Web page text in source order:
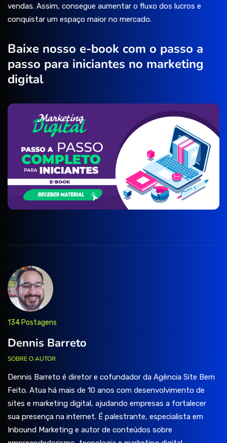
vendas. Assim, consegue aumentar o fluxo dos lucros e
conquistar um espaço maior no mercado.
Baixe nosso e-book com o passo a
passo para iniciantes no marketing
digital
134 Postagens
Dennis Barreto
SOBRE O AUTOR
Dennis Barreto é diretor e cofundador da Agência Site Bem
Feito. Atua há mais de 10 anos com desenvolvimento de
sites e marketing digital, ajudando empresas a fortalecer
sua presença na internet. É palestrante, especialista em
Inbound Marketing e autor de conteúdos sobre